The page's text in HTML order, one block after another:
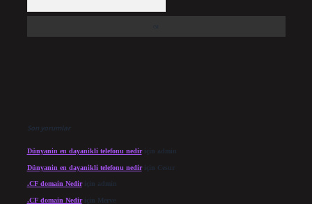
Son yorumlar
Dünyanin en dayanikli telefonu nediriçin admin
Dünyanin en dayanikli telefonu nediriçin Cesur
.CF domain Nediriçin admin
.CF domain Nediriçin Merve